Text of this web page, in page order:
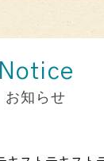
Notice
お知らせ